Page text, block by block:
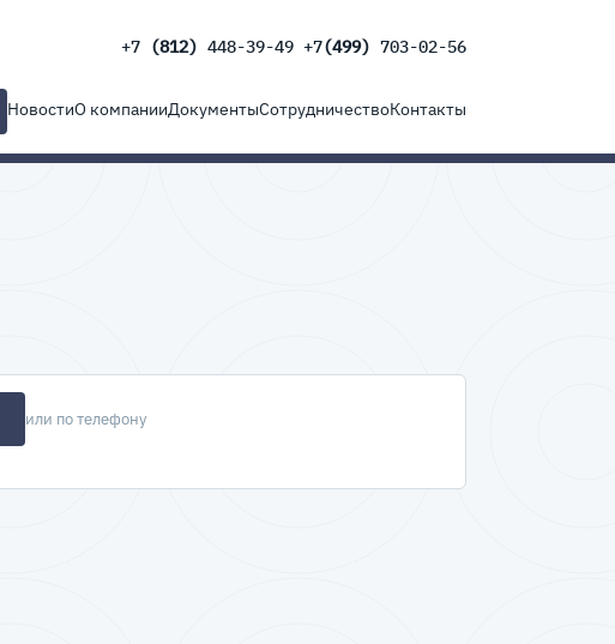
+7 (812) 448-39-49 +7(499) 703-02-56
НовостиО компанииДокументыСотрудничествоКонтакты
или по телефону